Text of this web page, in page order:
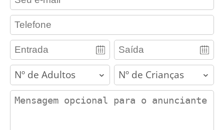
contact_phone
adults children
contact_message